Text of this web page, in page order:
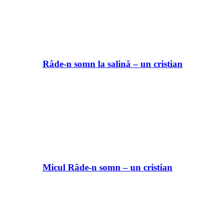
Râde-n somn la salină – un cristian
Micul Râde-n somn – un cristian